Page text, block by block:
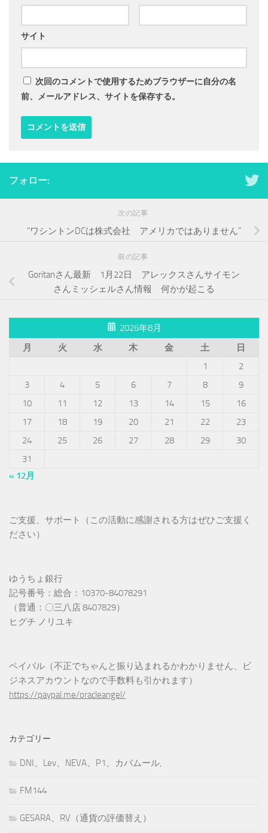
サイト
次回のコメントで使用するためブラウザーに自分の名
前、メールアドレス、サイトを保存する。
フォロー:
次の記事
”ワシントンDCは株式会社 アメリカではありません”
前の記事
Goritanさん最新 1月22日 アレックスさんサイモン
さんミッシェルさん情報 何かが起こる
2026年8月
月
火 水 木 金 土
日
1
2
3
4 5 6 7 8
9
10
11 12 13 14 15
16
17
18 19 20 21 22
23
24
25 26 27 28 29
30
31
« 12月
ご支援、サポート（この活動に感謝される方はぜひご支援く
ださい）
ゆうちょ銀行
記号番号：総合：10370-84078291
（普通：〇三八店 8407829）
ヒグチ ノリユキ
ペイパル（不正でちゃんと振り込まれるかわかりません、ビ
ジネスアカウントなので手数料も引かれます）
https://paypal.me/oracleangel/
カテゴリー
DNI、Lev、NEVA、P1、カバムール,
FM144
GESARA、RV（通貨の評価替え）